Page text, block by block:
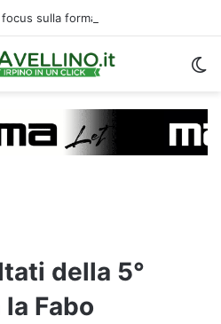
sulla formazione granata
della 5°
Fabo